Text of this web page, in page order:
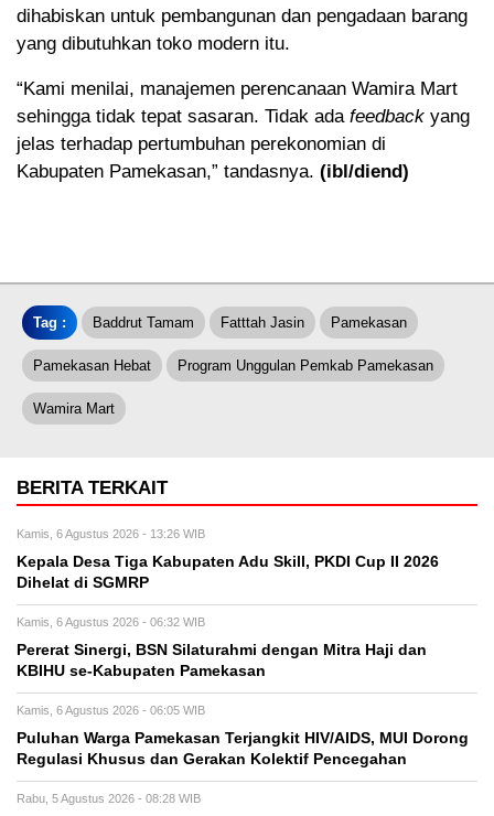
dihabiskan untuk pembangunan dan pengadaan barang
yang dibutuhkan toko modern itu.
“Kami menilai, manajemen perencanaan Wamira Mart
sehingga tidak tepat sasaran. Tidak ada feedback yang
jelas terhadap pertumbuhan perekonomian di
Kabupaten Pamekasan,” tandasnya. (ibl/diend)
Tag : Baddrut Tamam Fatttah Jasin Pamekasan
Pamekasan Hebat Program Unggulan Pemkab Pamekasan
Wamira Mart
BERITA TERKAIT
Kamis, 6 Agustus 2026 - 13:26 WIB
Kepala Desa Tiga Kabupaten Adu Skill, PKDI Cup II 2026
Dihelat di SGMRP
Kamis, 6 Agustus 2026 - 06:32 WIB
Pererat Sinergi, BSN Silaturahmi dengan Mitra Haji dan
KBIHU se-Kabupaten Pamekasan
Kamis, 6 Agustus 2026 - 06:05 WIB
Puluhan Warga Pamekasan Terjangkit HIV/AIDS, MUI Dorong
Regulasi Khusus dan Gerakan Kolektif Pencegahan
Rabu, 5 Agustus 2026 - 08:28 WIB